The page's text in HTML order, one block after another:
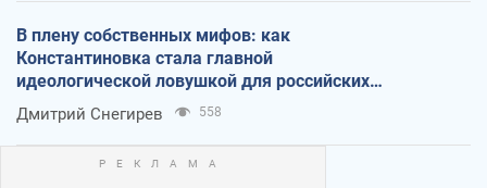
В плену собственных мифов: как
Константиновка стала главной
идеологической ловушкой для российских
оккупантов
Дмитрий Снегирев 558